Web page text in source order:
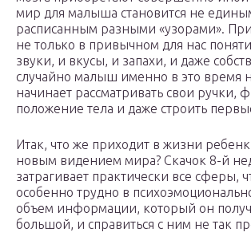
мир для малыша становится не
расписанным разными «узорами».
не только в привычном для нас
звуки, и вкусы, и запахи, и даже
случайно малыш именно в это время
начинает рассматривать свои ручки,
положение тела и даже строить
Итак, что же приходит в жизни
новым видением мира? Скачок 8-й
затрагивает практически все сферы,
особенно трудно в
объем информации, который он
большой, и справиться с ним не так